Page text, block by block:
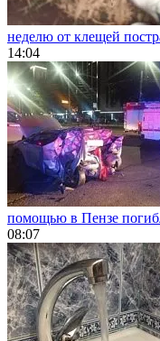
неделю от клещей
14:04
помощью в Пензе
08:07